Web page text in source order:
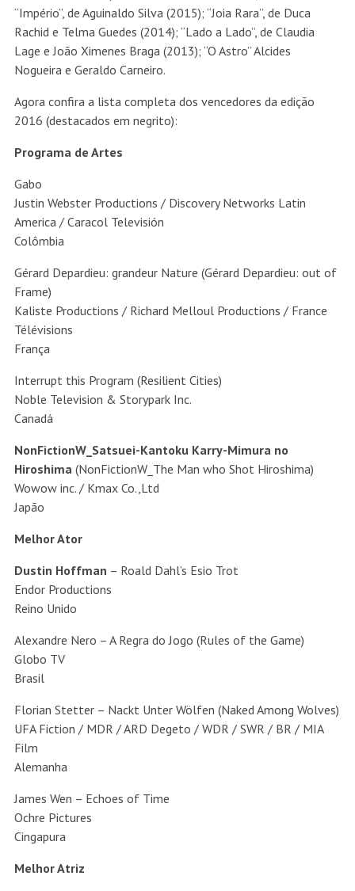
“Império”, de Aguinaldo Silva (2015); “Joia Rara”, de Duca
Rachid e Telma Guedes (2014); “Lado a Lado”, de Claudia
Lage e João Ximenes Braga (2013); “O Astro” Alcides
Nogueira e Geraldo Carneiro.
Agora confira a lista completa dos vencedores da edição
2016 (destacados em negrito):
Programa de Artes
Gabo
Justin Webster Productions / Discovery Networks Latin
America / Caracol Televisión
Colômbia
Gérard Depardieu: grandeur Nature (Gérard Depardieu: out of
Frame)
Kaliste Productions / Richard Melloul Productions / France
Télévisions
França
Interrupt this Program (Resilient Cities)
Noble Television & Storypark Inc.
Canadá
NonFictionW_Satsuei-Kantoku Karry-Mimura no
Hiroshima(NonFictionW_The Man who Shot Hiroshima)
Wowow inc. / Kmax Co.,Ltd
Japão
Melhor Ator
Dustin Hoffman – Roald Dahl’s Esio Trot
Endor Productions
Reino Unido
Alexandre Nero – A Regra do Jogo (Rules of the Game)
Globo TV
Brasil
Florian Stetter – Nackt Unter Wölfen (Naked Among Wolves)
UFA Fiction / MDR / ARD Degeto / WDR / SWR / BR / MIA
Film
Alemanha
James Wen – Echoes of Time
Ochre Pictures
Cingapura
Melhor Atriz